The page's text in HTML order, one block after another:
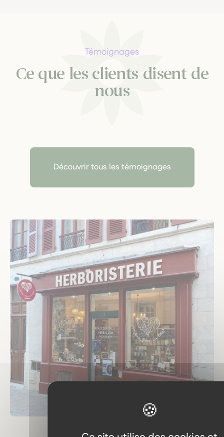
Témoignages
Ce que les clients disent de
nous
Découvrir tous les témoignages